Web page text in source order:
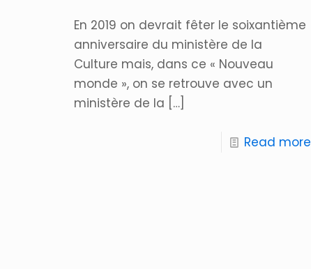
En 2019 on devrait fêter le soixantième
anniversaire du ministère de la
Culture mais, dans ce « Nouveau
monde », on se retrouve avec un
ministère de la […]
Read more